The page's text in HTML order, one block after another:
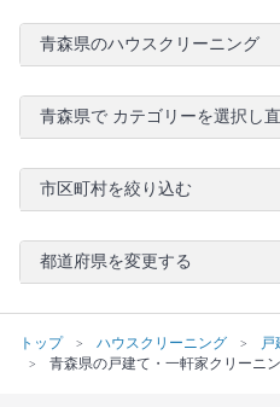
青森県のハウスクリーニング
青森県で カテゴリーを選択し
市区町村を絞り込む
都道府県を変更する
トップ ハウスクリーニング
戸
青森県の戸建て・一軒家クリーニ